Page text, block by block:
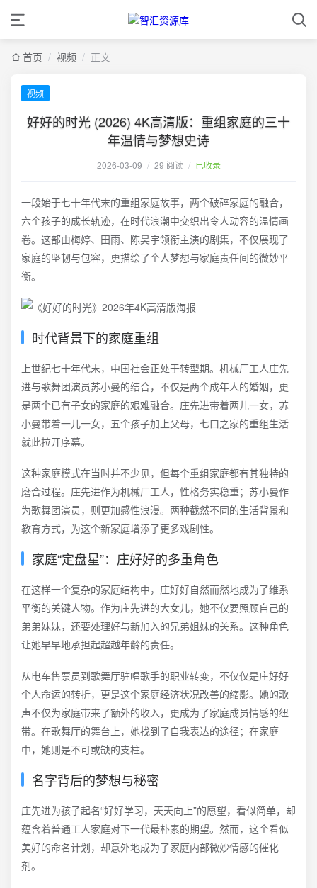
首页 / 视频 / 正文
视频
好好的时光 (2026) 4K高清版：重组家庭的三十
年温情与梦想史诗
2026-03-09 / 29 阅读 / 已收录
一段始于七十年代末的重组家庭故事，两个破碎家庭的融合，
六个孩子的成长轨迹，在时代浪潮中交织出令人动容的温情画
卷。这部由梅婷、田雨、陈昊宇领衔主演的剧集，不仅展现了
家庭的坚韧与包容，更描绘了个人梦想与家庭责任间的微妙平
衡。
时代背景下的家庭重组
上世纪七十年代末，中国社会正处于转型期。机械厂工人庄先
进与歌舞团演员苏小曼的结合，不仅是两个成年人的婚姻，更
是两个已有子女的家庭的艰难融合。庄先进带着两儿一女，苏
小曼带着一儿一女，五个孩子加上父母，七口之家的重组生活
就此拉开序幕。
这种家庭模式在当时并不少见，但每个重组家庭都有其独特的
磨合过程。庄先进作为机械厂工人，性格务实稳重；苏小曼作
为歌舞团演员，则更加感性浪漫。两种截然不同的生活背景和
教育方式，为这个新家庭增添了更多戏剧性。
家庭“定盘星”：庄好好的多重角色
在这样一个复杂的家庭结构中，庄好好自然而然地成为了维系
平衡的关键人物。作为庄先进的大女儿，她不仅要照顾自己的
弟弟妹妹，还要处理好与新加入的兄弟姐妹的关系。这种角色
让她早早地承担起超越年龄的责任。
从电车售票员到歌舞厅驻唱歌手的职业转变，不仅仅是庄好好
个人命运的转折，更是这个家庭经济状况改善的缩影。她的歌
声不仅为家庭带来了额外的收入，更成为了家庭成员情感的纽
带。在歌舞厅的舞台上，她找到了自我表达的途径；在家庭
中，她则是不可或缺的支柱。
名字背后的梦想与秘密
庄先进为孩子起名“好好学习，天天向上”的愿望，看似简单，却
蕴含着普通工人家庭对下一代最朴素的期望。然而，这个看似
美好的命名计划，却意外地成为了家庭内部微妙情感的催化
剂。